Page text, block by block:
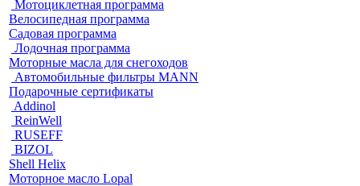
Мотоциклетная программа
Велосипедная программа
Садовая программа
Лодочная программа
Моторные масла для снегоходов
Автомобильные фильтры MANN
Подарочные сертификаты
Addinol
ReinWell
RUSEFF
BIZOL
Shell Helix
Моторное масло Lopal